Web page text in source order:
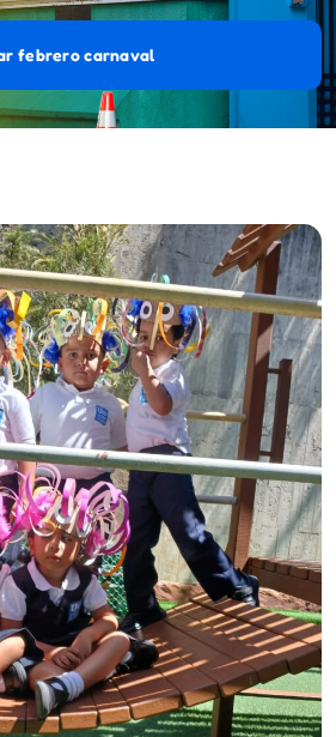
febrero carnaval